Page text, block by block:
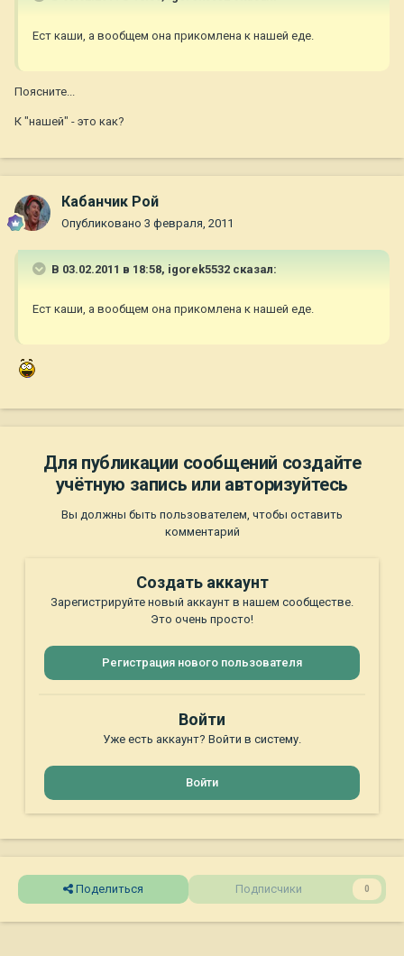
Ест каши, а вообщем она прикомлена к нашей еде.
Поясните...
К "нашей" - это как?
Кабанчик Рой
Опубликовано 3 февраля, 2011
В 03.02.2011 в 18:58, igorek5532 сказал:
Ест каши, а вообщем она прикомлена к нашей еде.
Для публикации сообщений создайте
учётную запись или авторизуйтесь
Вы должны быть пользователем, чтобы оставить
комментарий
Создать аккаунт
Зарегистрируйте новый аккаунт в нашем сообществе.
Это очень просто!
Регистрация нового пользователя
Войти
Уже есть аккаунт? Войти в систему.
Войти
Поделиться Подписчики 0